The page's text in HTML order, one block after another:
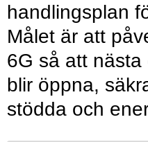
handlingsplan
Målet är att
6G så att
blir öppna,
stödda och